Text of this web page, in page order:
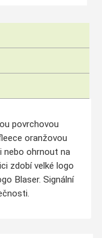
povrchovou
oranžovou
nebo ohrnout na
zdobí velké logo
Blaser. Signální